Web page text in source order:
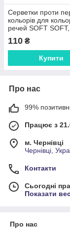
Серветки проти
кольорів для
речей SOFT
110 ₴
Купити
Про нас
99%
Працює з
м. Чернівці
Чернівці,
Контакти
Сьогодні
Показати
Про нас